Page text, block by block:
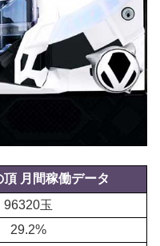
月間稼働データ
96320玉
29.2%